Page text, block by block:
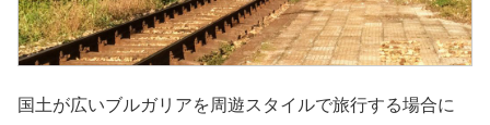
国土が広いブルガリアを周遊スタイルで旅行する場合に